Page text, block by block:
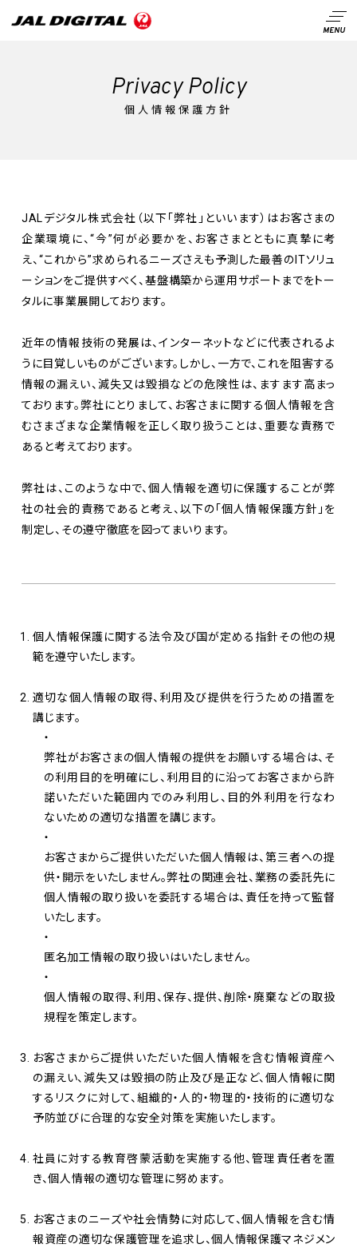
Privacy Policy
個人情報保護方針
JALデジタル株式会社（以下「弊社」といいます）はお客さまの
企業環境に、“今”何が必要かを、お客さまとともに真摯に考
え、“これから”求められるニーズさえも予測した最善のITソリュ
ーションをご提供すべく、基盤構築から運用サポートまでをトー
タルに事業展開しております。
近年の情報技術の発展は、インターネットなどに代表されるよ
うに目覚しいものがございます。しかし、一方で、これを阻害する
情報の漏えい、減失又は毀損などの危険性は、ますます高まっ
ております。弊社にとりまして、お客さまに関する個人情報を含
むさまざまな企業情報を正しく取り扱うことは、重要な責務で
あると考えております。
弊社は、このような中で、個人情報を適切に保護することが弊
社の社会的責務であると考え、以下の「個人情報保護方針」を
制定し、その遵守徹底を図ってまいります。
個人情報保護に関する法令及び国が定める指針その他の規
範を遵守いたします。
適切な個人情報の取得、利用及び提供を行うための措置を
講じます。
弊社がお客さまの個人情報の提供をお願いする場合は、そ
の利用目的を明確にし、利用目的に沿ってお客さまから許
諾いただいた範囲内でのみ利用し、目的外利用を行なわ
ないための適切な措置を講じます。
お客さまからご提供いただいた個人情報は、第三者への提
供・開示をいたしません。弊社の関連会社、業務の委託先に
個人情報の取り扱いを委託する場合は、責任を持って監督
いたします。
匿名加工情報の取り扱いはいたしません。
個人情報の取得、利用、保存、提供、削除・廃棄などの取扱
規程を策定します。
お客さまからご提供いただいた個人情報を含む情報資産へ
の漏えい、減失又は毀損の防止及び是正など、個人情報に関
するリスクに対して、組織的・人的・物理的・技術的に適切な
予防並びに合理的な安全対策を実施いたします。
社員に対する教育啓蒙活動を実施する他、管理責任者を置
き、個人情報の適切な管理に努めます。
お客さまのニーズや社会情勢に対応して、個人情報を含む情
報資産の適切な保護管理を追求し、個人情報保護マネジメン